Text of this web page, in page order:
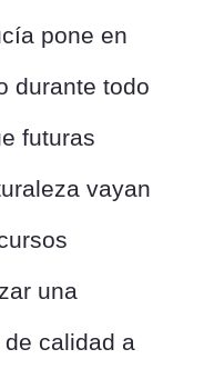
pone en
durante todo
futuras
vayan
una
calidad a